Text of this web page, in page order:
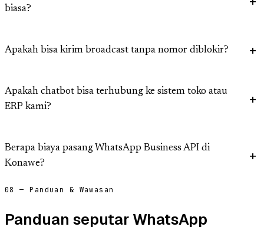
biasa?
Apakah bisa kirim broadcast tanpa nomor diblokir?
Apakah chatbot bisa terhubung ke sistem toko atau
ERP kami?
Berapa biaya pasang WhatsApp Business API di
Konawe?
08 — Panduan & Wawasan
Panduan seputar WhatsApp